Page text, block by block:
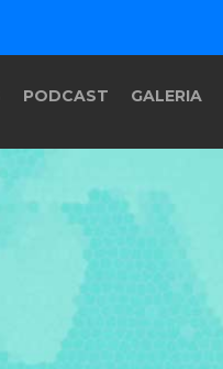
PODCAST GALERIA